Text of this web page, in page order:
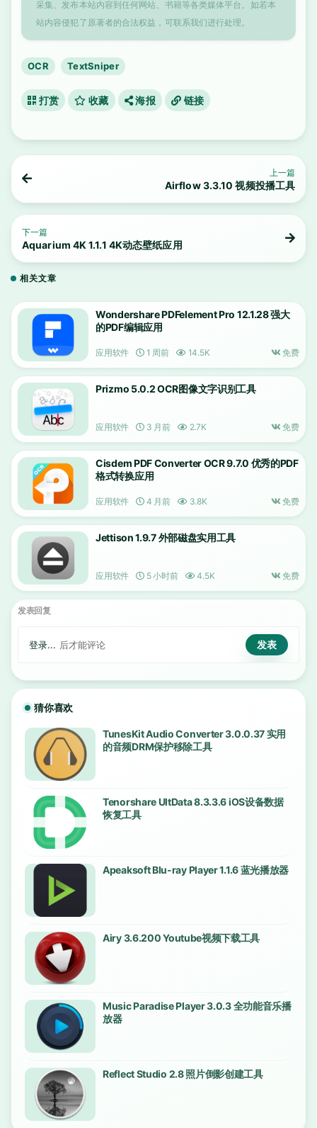
采集、发布本站内容到任何网站、书籍等各类媒体平台。如若本
站内容侵犯了原著者的合法权益，可联系我们进行处理。
OCR TextSniper
打赏 收藏 海报 链接
上一篇
Airflow 3.3.10 视频投播工具
下一篇
Aquarium 4K 1.1.1 4K动态壁纸应用
相关文章
Wondershare PDFelement Pro 12.1.28 强大
的PDF编辑应用
应用软件 1 周前 14.5K 免费
Prizmo 5.0.2 OCR图像文字识别工具
应用软件 3 月前 2.7K 免费
Cisdem PDF Converter OCR 9.7.0 优秀的PDF
格式转换应用
应用软件 4 月前 3.8K 免费
Jettison 1.9.7 外部磁盘实用工具
应用软件 5 小时前 4.5K 免费
发表回复
登录... 后才能评论
猜你喜欢
TunesKit Audio Converter 3.0.0.37 实用
的音频DRM保护移除工具
Tenorshare UltData 8.3.3.6 iOS设备数据
恢复工具
Apeaksoft Blu-ray Player 1.1.6 蓝光播放器
Airy 3.6.200 Youtube视频下载工具
Music Paradise Player 3.0.3 全功能音乐播
放器
Reflect Studio 2.8 照片倒影创建工具